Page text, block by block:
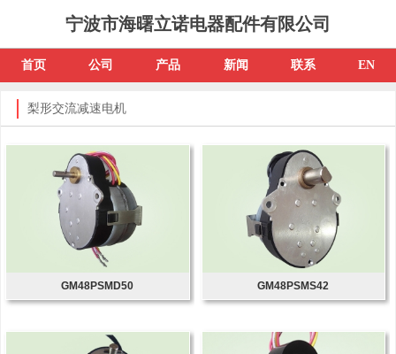
宁波市海曙立诺电器配件有限公司
首页 公司 产品 新闻 联系 EN
梨形交流减速电机
GM48PSMD50 GM48PSMS42